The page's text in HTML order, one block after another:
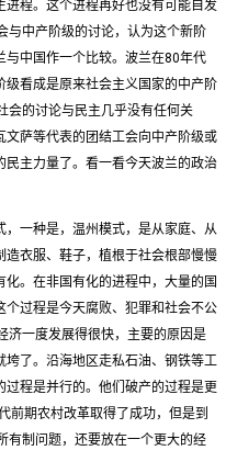
程。这个进程再好也没有可能自发
与中产阶级的讨论，认为这个新阶
与中国作一个比较。波兰在80年代
看成是原来社会主义国家的中产阶
会的讨论与民主几乎没有任何关
萨等代表的团结工会向中产阶级或
主力量了。看一看今天波兰的政治
一种是，温州模式，是从家庭、从
造衣服、鞋子，植根于社会根部慢慢
。在非国有化的进程中，大量的国
过程是今天腐败、犯罪和社会不公
济一度发展得很快，主要的原因是
了。沿海地区走私石油、钢铁等工
程是并行的。他们破产的过程是更
前期农村改革取得了成功，但是到
有制问题，还要放在一个更大的经